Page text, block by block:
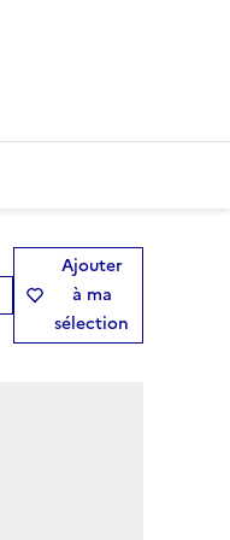
Ajouter
à ma
sélection